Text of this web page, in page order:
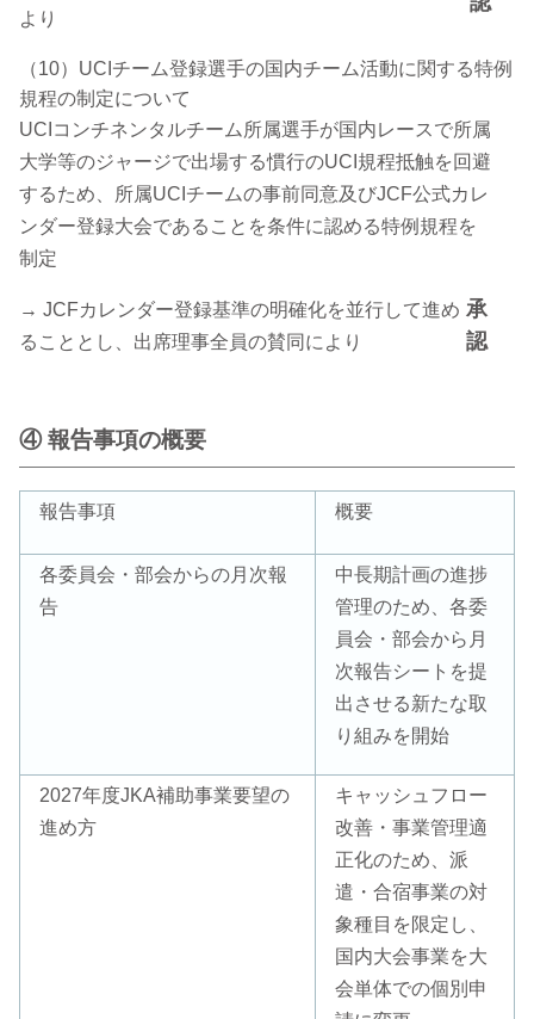
より
（10）UCIチーム登録選手の国内チーム活動に関する特例
規程の制定について
UCIコンチネンタルチーム所属選手が国内レースで所属
大学等のジャージで出場する慣行のUCI規程抵触を回避
するため、所属UCIチームの事前同意及びJCF公式カレ
ンダー登録大会であることを条件に認める特例規程を
制定
→ JCFカレンダー登録基準の明確化を並行して進め
ることとし、出席理事全員の賛同により
承
認
④ 報告事項の概要
報告事項 概要
各委員会・部会からの月次報
告
中長期計画の進捗
管理のため、各委
員会・部会から月
次報告シートを提
出させる新たな取
り組みを開始
2027年度JKA補助事業要望の
進め方
キャッシュフロー
改善・事業管理適
正化のため、派
遣・合宿事業の対
象種目を限定し、
国内大会事業を大
会単体での個別申